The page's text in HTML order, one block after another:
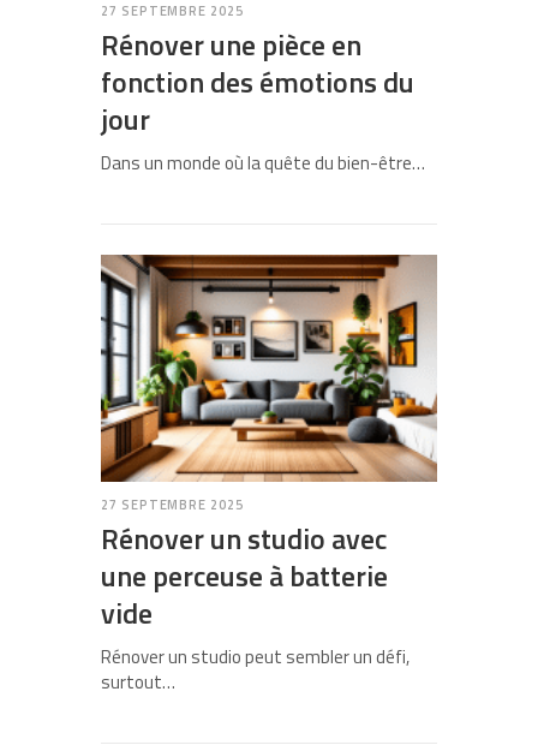
27 SEPTEMBRE 2025
Rénover une pièce en
fonction des émotions du
jour
Dans un monde où la quête du bien-être…
27 SEPTEMBRE 2025
Rénover un studio avec
une perceuse à batterie
vide
Rénover un studio peut sembler un défi,
surtout…